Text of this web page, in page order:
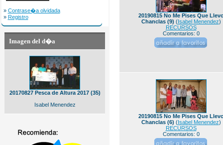
» Contrase�a olvidada
» Registro
Imagen del d�a
20170827 Pesca de Altura 2017 (35)
Isabel Menendez
20190815 No Me Pises Que
Chanclas (9) (Isabel Menendez)
RECURSOS
Comentarios: 0
20190815 No Me Pises Que
Chanclas (6) (Isabel Menendez)
RECURSOS
Comentarios: 0